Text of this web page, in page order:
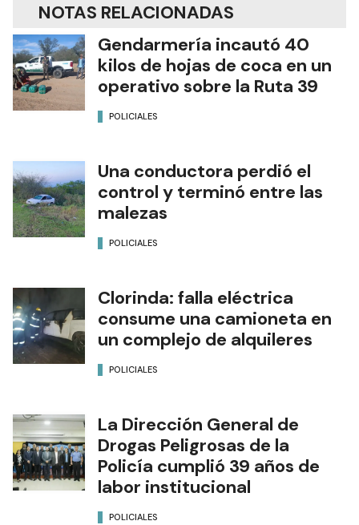
NOTAS RELACIONADAS
Gendarmería incautó 40
kilos de hojas de coca en un
operativo sobre la Ruta 39
POLICIALES
Una conductora perdió el
control y terminó entre las
malezas
POLICIALES
Clorinda: falla eléctrica
consume una camioneta en
un complejo de alquileres
POLICIALES
La Dirección General de
Drogas Peligrosas de la
Policía cumplió 39 años de
labor institucional
POLICIALES